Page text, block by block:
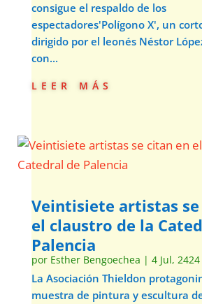
consigue el respaldo de los
espectadores'Polígono X', un
dirigido por el leonés Néstor
con...
leer más
Veintisiete artistas
el claustro de la
Palencia
por Esther Bengoechea | 4 Jul, 2424
La Asociación Thieldon
muestra de pintura y escultura